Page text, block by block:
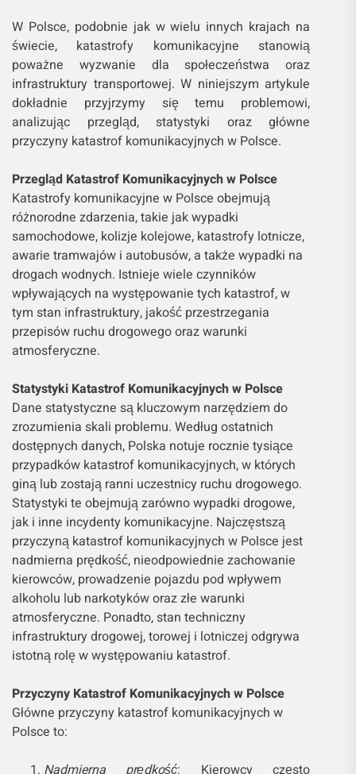
W Polsce, podobnie jak w wielu innych krajach na
świecie, katastrofy komunikacyjne stanowią
poważne wyzwanie dla społeczeństwa oraz
infrastruktury transportowej. W niniejszym artykule
dokładnie przyjrzymy się temu problemowi,
analizując przegląd, statystyki oraz główne
przyczyny katastrof komunikacyjnych w Polsce.
Przegląd Katastrof Komunikacyjnych w Polsce
Katastrofy komunikacyjne w Polsce obejmują
różnorodne zdarzenia, takie jak wypadki
samochodowe, kolizje kolejowe, katastrofy lotnicze,
awarie tramwajów i autobusów, a także wypadki na
drogach wodnych. Istnieje wiele czynników
wpływających na występowanie tych katastrof, w
tym stan infrastruktury, jakość przestrzegania
przepisów ruchu drogowego oraz warunki
atmosferyczne.
Statystyki Katastrof Komunikacyjnych w Polsce
Dane statystyczne są kluczowym narzędziem do
zrozumienia skali problemu. Według ostatnich
dostępnych danych, Polska notuje rocznie tysiące
przypadków katastrof komunikacyjnych, w których
giną lub zostają ranni uczestnicy ruchu drogowego.
Statystyki te obejmują zarówno wypadki drogowe,
jak i inne incydenty komunikacyjne. Najczęstszą
przyczyną katastrof komunikacyjnych w Polsce jest
nadmierna prędkość, nieodpowiednie zachowanie
kierowców, prowadzenie pojazdu pod wpływem
alkoholu lub narkotyków oraz złe warunki
atmosferyczne. Ponadto, stan techniczny
infrastruktury drogowej, torowej i lotniczej odgrywa
istotną rolę w występowaniu katastrof.
Przyczyny Katastrof Komunikacyjnych w Polsce
Główne przyczyny katastrof komunikacyjnych w
Polsce to:
Nadmierna prędkość: Kierowcy często